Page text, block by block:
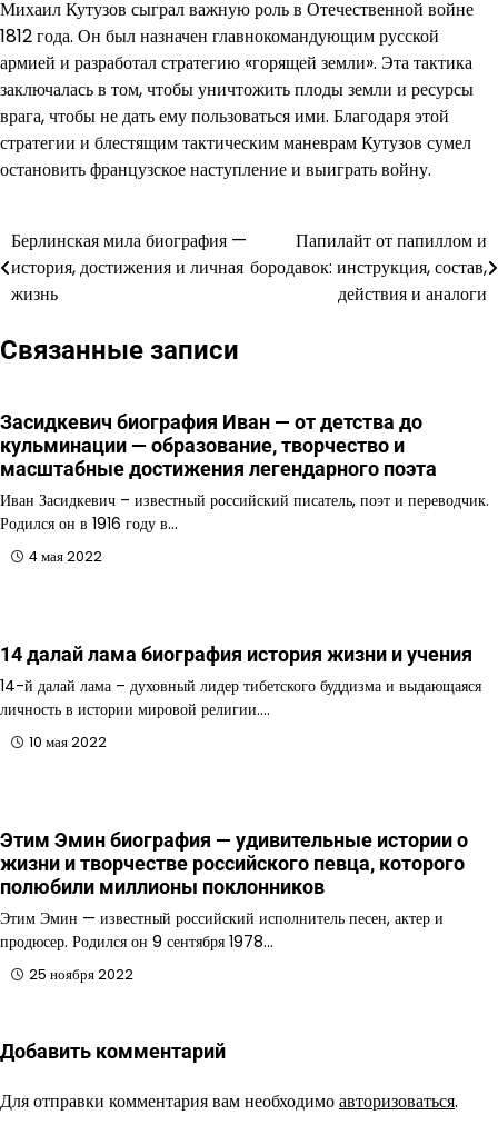
Михаил Кутузов сыграл важную роль в Отечественной войне
1812 года. Он был назначен главнокомандующим русской
армией и разработал стратегию «горящей земли». Эта тактика
заключалась в том, чтобы уничтожить плоды земли и ресурсы
врага, чтобы не дать ему пользоваться ими. Благодаря этой
стратегии и блестящим тактическим маневрам Кутузов сумел
остановить французское наступление и выиграть войну.
Навигация
по
Берлинская мила биография —
история, достижения и личная
жизнь
Папилайт от папиллом и
бородавок: инструкция, состав,
действия и аналоги
Связанные записи
Засидкевич биография Иван — от детства до
кульминации — образование, творчество и
масштабные достижения легендарного поэта
Иван Засидкевич – известный российский писатель, поэт и переводчик.
Родился он в 1916 году в…
4 мая 2022
14 далай лама биография история жизни и учения
14-й далай лама – духовный лидер тибетского буддизма и выдающаяся
личность в истории мировой религии.…
10 мая 2022
Этим Эмин биография — удивительные истории о
жизни и творчестве российского певца, которого
полюбили миллионы поклонников
Этим Эмин — известный российский исполнитель песен, актер и
продюсер. Родился он 9 сентября 1978…
25 ноября 2022
Добавить комментарий
Для отправки комментария вам необходимоавторизоваться.